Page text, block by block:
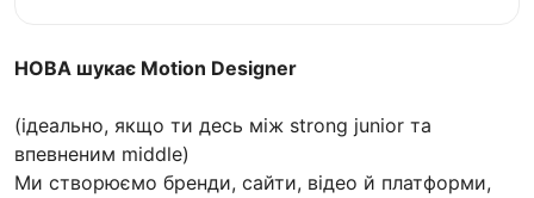
HOBA шукає Motion Designer
(ідеально, якщо ти десь між strong junior та
впевненим middle)
Ми створюємо бренди, сайти, відео й платформи,